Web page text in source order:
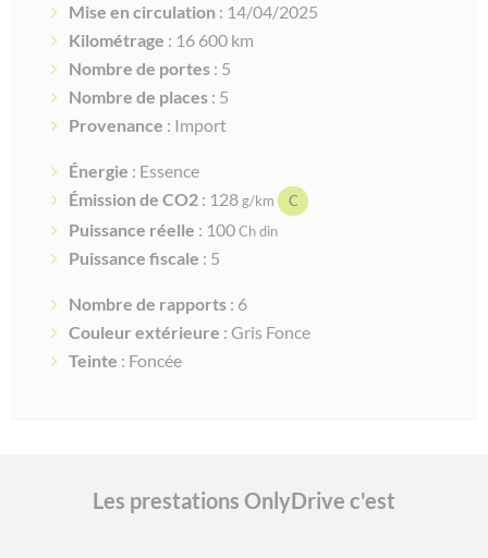
Mise en circulation : 14/04/2025
Kilométrage : 16 600 km
Nombre de portes : 5
Nombre de places : 5
Provenance : Import
Énergie : Essence
Émission de CO2 : 128g/km C
Puissance réelle : 100Ch din
Puissance fiscale : 5
Nombre de rapports : 6
Couleur extérieure : Gris Fonce
Teinte : Foncée
Les prestations OnlyDrive c'est